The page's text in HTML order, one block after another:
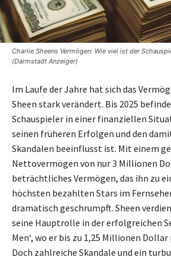
Charlie Sheens Vermögen: Wie viel ist der
(Darmstadt Anzeiger)
Im Laufe der Jahre hat sich das
Sheen stark verändert. Bis 2025
Schauspieler in einer finanziellen
seinen früheren Erfolgen und den
Skandalen beeinflusst ist. Mit einem
Nettovermögen von nur 3 Millionen
beträchtliches Vermögen, das ihn zu
höchsten bezahlten Stars im
dramatisch geschrumpft. Sheen
seine Hauptrolle in der erfolgreichen
Men‘, wo er bis zu 1,25 Millionen
Doch zahlreiche Skandale und ein